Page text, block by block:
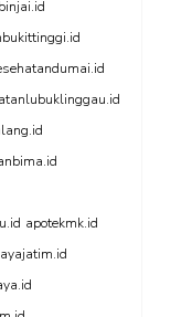
apotekmk.id